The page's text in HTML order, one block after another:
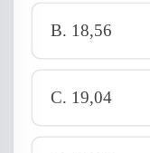
B. 18,56
C. 19,04